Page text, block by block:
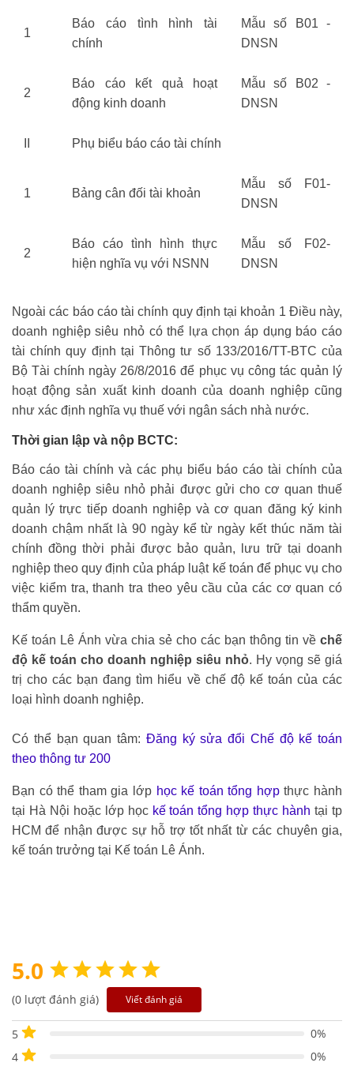
1
Báo cáo tình hình tài
chính
Mẫu số B01 -
DNSN
2
Báo cáo kết quả hoạt
động kinh doanh
Mẫu số B02 -
DNSN
Phụ biểu báo cáo tài chính
1 Bảng cân đối tài khoản
Mẫu số F01-
DNSN
2
Báo cáo tình hình thực
hiện nghĩa vụ với NSNN
Mẫu số F02-
DNSN
Ngoài các báo cáo tài chính quy định tại khoản 1 Điều này,
doanh nghiệp siêu nhỏ có thể lựa chọn áp dụng báo cáo
tài chính quy định tại Thông tư số 133/2016/TT-BTC của
Bộ Tài chính ngày 26/8/2016 để phục vụ công tác quản lý
hoạt động sản xuất kinh doanh của doanh nghiệp cũng
như xác định nghĩa vụ thuế với ngân sách nhà nước.
Thời gian lập và nộp BCTC:
Báo cáo tài chính và các phụ biểu báo cáo tài chính của
doanh nghiệp siêu nhỏ phải được gửi cho cơ quan thuế
quản lý trực tiếp doanh nghiệp và cơ quan đăng ký kinh
doanh chậm nhất là 90 ngày kể từ ngày kết thúc năm tài
chính đồng thời phải được bảo quản, lưu trữ tại doanh
nghiệp theo quy định của pháp luật kế toán để phục vụ cho
việc kiểm tra, thanh tra theo yêu cầu của các cơ quan có
thẩm quyền.
Kế toán Lê Ánh vừa chia sẻ cho các bạn thông tin về chế
độ kế toán cho doanh nghiệp siêu nhỏ. Hy vọng sẽ giá
trị cho các bạn đang tìm hiểu về chế độ kế toán của các
loại hình doanh nghiệp.
Có thể bạn quan tâm: Đăng ký sửa đổi Chế độ kế toán
theo thông tư 200
Bạn có thể tham gia lớp học kế toán tổng hợpthực hành
tại Hà Nội hoặc lớp học kế toán tổng hợp thực hành tại tp
HCM để nhận được sự hỗ trợ tốt nhất từ các chuyên gia,
kế toán trưởng tại Kế toán Lê Ánh.
5.0
(0 lượt đánh giá) Viết đánh giá
5
0%
4
0%